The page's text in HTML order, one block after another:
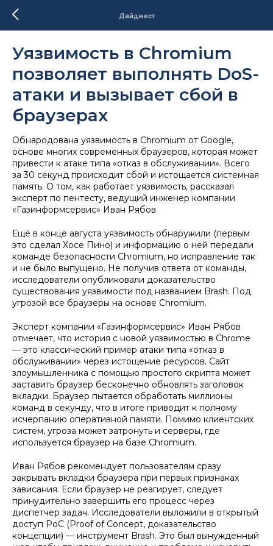
Дайджест
Уязвимость в Chromium
позволяет выполнять DoS-
атаки и вызывает сбой в
браузерах
Обнародована уязвимость в Chromium от Google,
основе многих современных браузеров, которая может
привести к атаке типа «отказ в обслуживании». Всего
за 30 секунд происходит сбой и истощается системная
память. О том, как работает уязвимость, рассказал
эксперт по пентесту, ведущий инженер компании
«Газинформсервис» Иван Рябов.
Ещё в конце августа уязвимость обнаружили (первым
это сделал Хосе Пино) и информацию о ней передали
команде безопасности Chromium, но исправление так
и не было выпущено. Не получив ответа от команды,
исследователи опубликовали доказательство
существования уязвимости под названием Brash. Под
угрозой все браузеры на основе Chromium.
Эксперт компании «Газинформсервис» Иван Рябов
отмечает, что история с новой уязвимостью в Chrome
— это классический пример атаки типа «отказ в
обслуживании» через истощение ресурсов. Сайт
злоумышленника с помощью простого скрипта может
заставить браузер бесконечно обновлять заголовок
вкладки. Браузер пытается обработать миллионы
команд в секунду, что в итоге приводит к полному
исчерпанию оперативной памяти. Помимо клиентских
систем, угроза может затронуть и серверы, где
используется браузер на базе Chromium.
Иван Рябов рекомендует пользователям сразу
закрывать вкладки браузера при первых признаках
зависания. Если браузер не реагирует, следует
принудительно завершить его процесс через
диспетчер задач. Исследователи выложили в открытый
доступ PoC (Proof of Concept, доказательство
концепции) — инструмент Brash. Это был вынужденный